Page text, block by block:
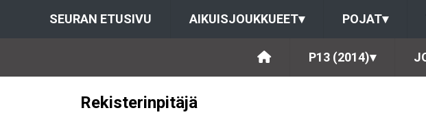
SEURAN ETUSIVU AIKUISJOUKKUEET▾ POJAT▾
P13 (2014)▾
Rekisterinpitäjä